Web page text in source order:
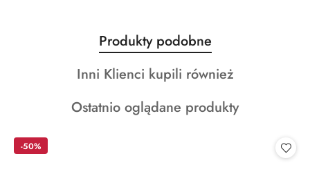
Pomiń karuzelę produktów
Produkty
o
statusie:
Produkty podobne
Produkty
statusie:
Inni Klienci kupili również
Produkty
Ostatnio oglądane produkty
-50%